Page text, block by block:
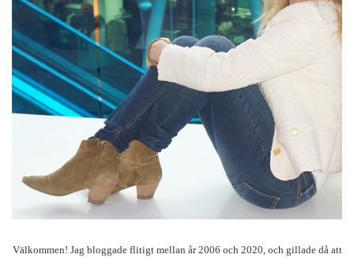
Välkommen! Jag bloggade flitigt mellan år 2006 och 2020, och gillade då att